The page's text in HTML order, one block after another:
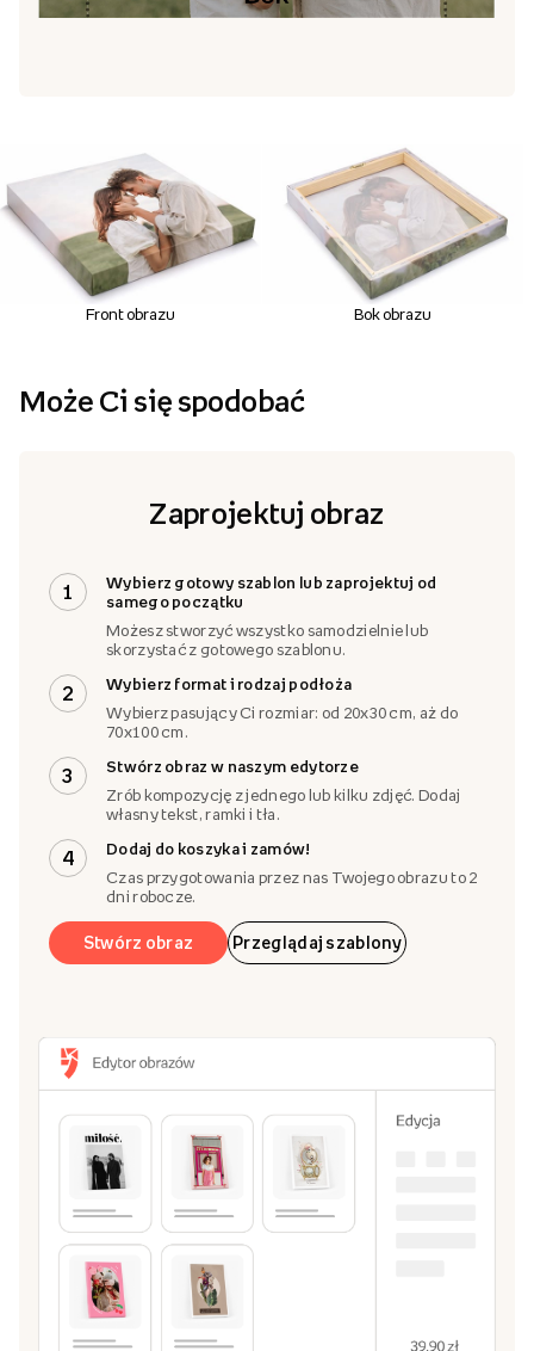
Front obrazu Bok obrazu
Może Ci się spodobać
Zaprojektuj obraz
1
Wybierz gotowy szablon lub zaprojektuj od
samego początku
Możesz stworzyć wszystko samodzielnie lub
skorzystać z gotowego szablonu.
2
Wybierz format i rodzaj podłoża
Wybierz pasujący Ci rozmiar: od 20x30 cm, aż do
70x100 cm.
3
Stwórz obraz w naszym edytorze
Zrób kompozycję z jednego lub kilku zdjęć. Dodaj
własny tekst, ramki i tła.
4
Dodaj do koszyka i zamów!
Czas przygotowania przez nas Twojego obrazu to 2
dni robocze.
Stwórz obraz Przeglądaj szablony